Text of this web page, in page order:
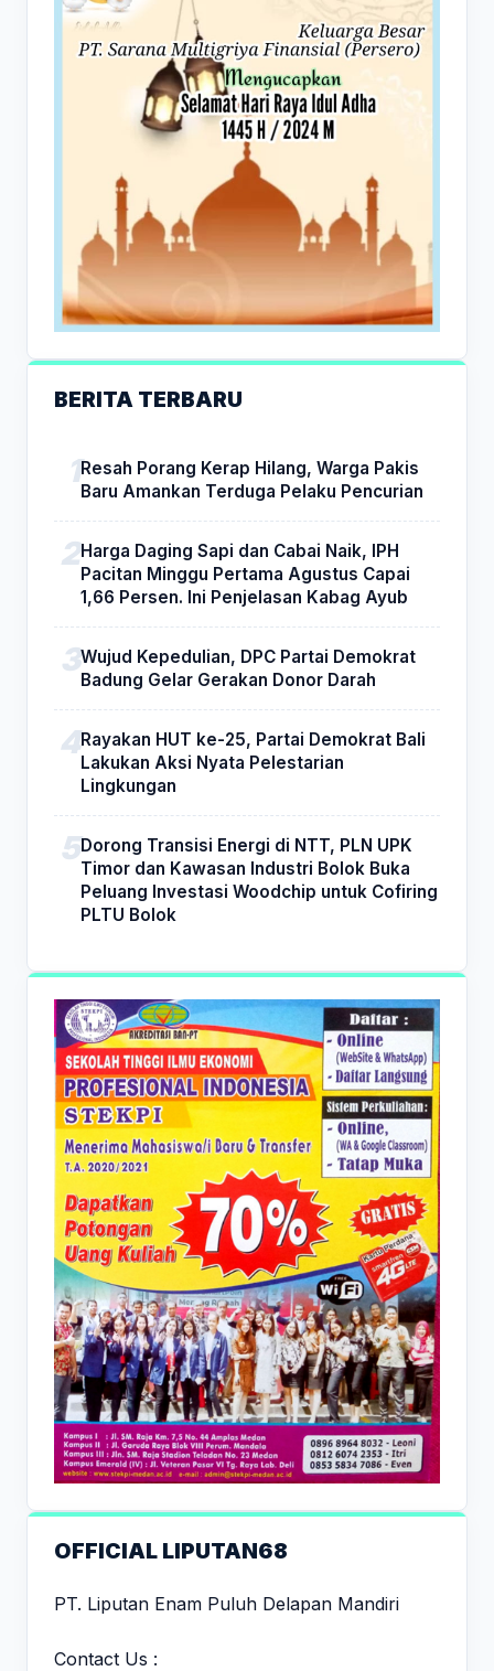
BERITA TERBARU
Resah Porang Kerap Hilang, Warga Pakis
Baru Amankan Terduga Pelaku Pencurian
Harga Daging Sapi dan Cabai Naik, IPH
Pacitan Minggu Pertama Agustus Capai
1,66 Persen. Ini Penjelasan Kabag Ayub
Wujud Kepedulian, DPC Partai Demokrat
Badung Gelar Gerakan Donor Darah
Rayakan HUT ke-25, Partai Demokrat Bali
Lakukan Aksi Nyata Pelestarian
Lingkungan
Dorong Transisi Energi di NTT, PLN UPK
Timor dan Kawasan Industri Bolok Buka
Peluang Investasi Woodchip untuk Cofiring
PLTU Bolok
OFFICIAL LIPUTAN68
PT. Liputan Enam Puluh Delapan Mandiri
Contact Us :